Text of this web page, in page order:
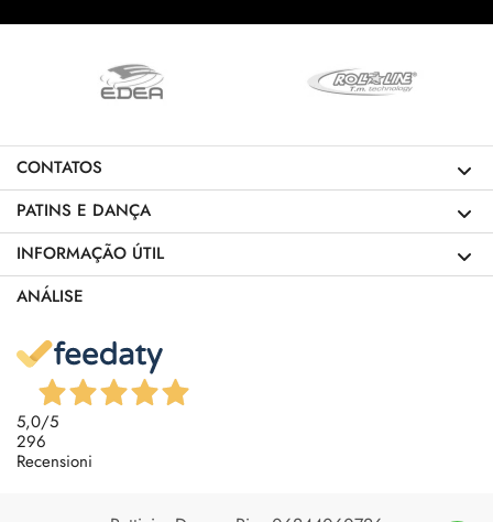
CONTATOS
PATINS E DANÇA
INFORMAÇÃO ÚTIL
ANÁLISE
5,0/5
296
Recensioni